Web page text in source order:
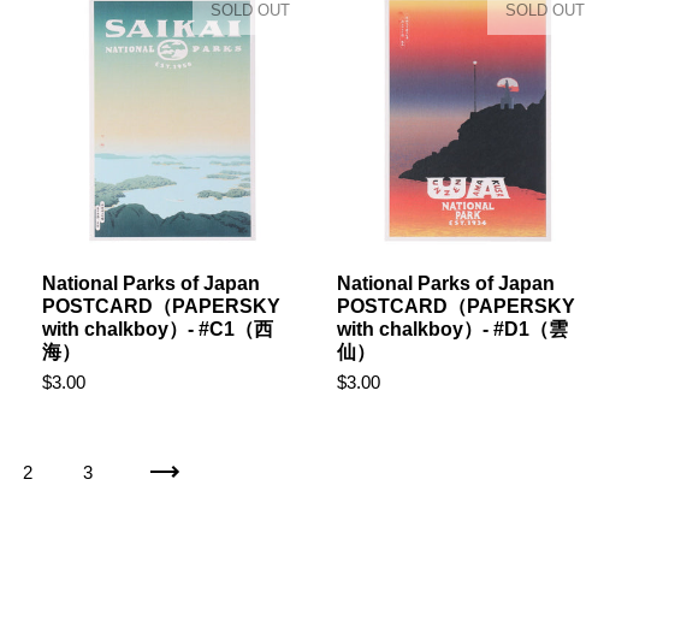
National Parks of Japan
POSTCARD（PAPERSKY
with chalkboy）- #C1（西
海）
$3.00
SOLD OUT
National Parks of Japan
POSTCARD（PAPERSKY
with chalkboy）- #D1（雲
仙）
$3.00
SOLD OUT
2 3 Next